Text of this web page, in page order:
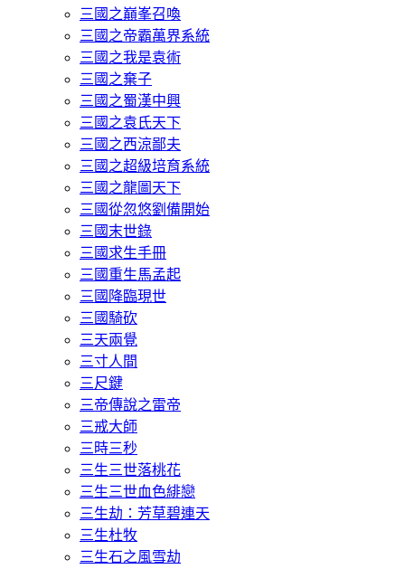
三國之巔峯召喚
三國之帝霸萬界系統
三國之我是袁術
三國之棄子
三國之蜀漢中興
三國之袁氏天下
三國之西涼鄙夫
三國之超級培育系統
三國之龍圖天下
三國從忽悠劉備開始
三國末世錄
三國求生手冊
三國重生馬孟起
三國降臨現世
三國騎砍
三天兩覺
三寸人間
三尺鍵
三帝傳說之雷帝
三戒大師
三時三秒
三生三世落桃花
三生三世血色緋戀
三生劫：芳草碧連天
三生杜牧
三生石之風雪劫